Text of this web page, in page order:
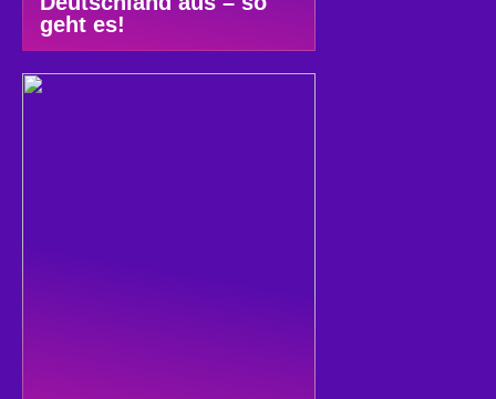
geht es!